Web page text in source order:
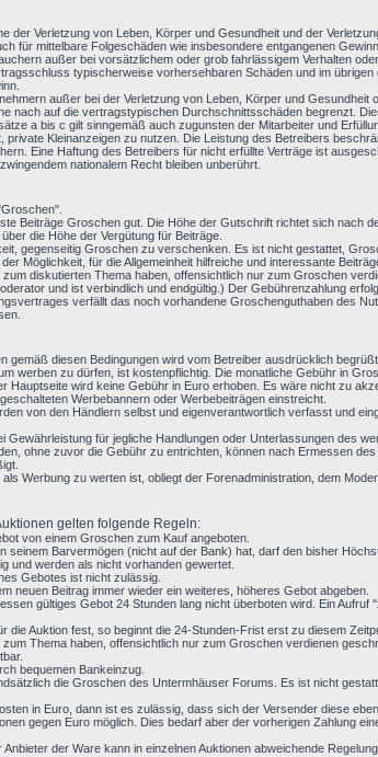
der Verletzung von Leben, Körper und Gesundheit und der
für mittelbare Folgeschäden wie insbesondere entgangenen
außer bei vorsätzlichem oder grob fahrlässigem Verhalten
typischerweise vorhersehbaren Schäden und im
außer bei der Verletzung von Leben, Körper und
nach auf die vertragstypischen Durchschnittsschäden begrenzt.
a bis c gilt sinngemäß auch zugunsten der Mitarbeiter und
private Kleinanzeigen zu nutzen. Die Leistung des Betreibers
Eine Haftung des Betreibers für nicht erfüllte Verträge ist
nationalem Recht bleiben unberührt.
Beiträge Groschen gut. Die Höhe der Gutschrift richtet sich nach
die Höhe der Vergütung für Beiträge.
gegenseitig Groschen zu verschenken. Es ist nicht gestattet,
Möglichkeit, für die Allgemeinheit hilfreiche und interessante
diskutierten Thema haben, offensichtlich nur zum Groschen
und ist verbindlich und endgültig.) Der Gebührenzahlung
verfällt das noch vorhandene Groschenguthaben des
gemäß diesen Bedingungen wird vom Betreiber ausdrücklich begrüßt.
werben zu dürfen, ist kostenpflichtig. Die monatliche Gebühr in
Hauptseite wird keine Gebühr in Euro erhoben. Es wäre nicht zu
Werbebannern oder Werbebeiträgen einstreicht.
von den Händlern selbst und eigenverantwortlich verfasst und
Gewährleistung für jegliche Handlungen oder Unterlassungen des
ohne zuvor die Gebühr zu entrichten, können nach Ermessen
Werbung zu werten ist, obliegt der Forenadministration, dem
gelten folgende Regeln:
von einem Groschen zum Kauf angeboten.
seinem Barvermögen (nicht auf der Bank) hat, darf den bisher
und werden als nicht vorhanden gewertet.
Gebotes ist nicht zulässig.
neuen Beitrag immer wieder ein weiteres, höheres Gebot abgeben.
gültiges Gebot 24 Stunden lang nicht überboten wird. Ein
die Auktion fest, so beginnt die 24-Stunden-Frist erst zu diesem
Thema haben, offensichtlich nur zum Groschen verdienen
bequemen Bankeinzug.
die Groschen des Untermhäuser Forums. Es ist nicht
in Euro, dann ist es zulässig, dass sich der Versender diese
gegen Euro möglich. Dies bedarf aber der vorherigen Zahlung
der Ware kann in einzelnen Auktionen abweichende